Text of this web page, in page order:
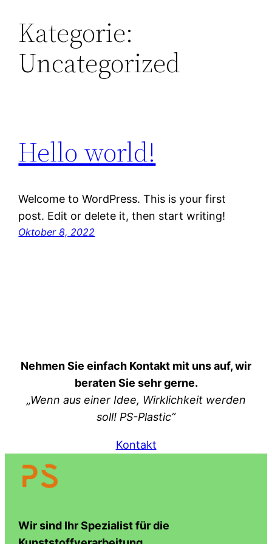
Zum
Inhalt
springen
Kategorie:
Uncategorized
Hello world!
Welcome to WordPress. This is your first
post. Edit or delete it, then start writing!
Oktober 8, 2022
Nehmen Sie einfach Kontakt mit uns auf, wir
beraten Sie sehr gerne.
„Wenn aus einer Idee, Wirklichkeit werden
soll! PS-Plastic“
Kontakt
Wir sind Ihr Spezialist für die